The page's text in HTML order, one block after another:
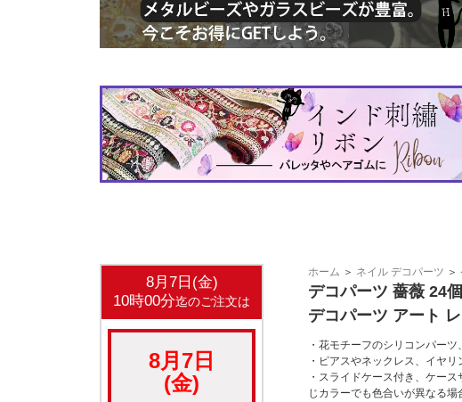
ホーム ＞ ネイル デコパーツ ＞
デコパーツ 薔薇 24
デコパーツ アート
・花モチーフのシリコンパー
・ピアスやネックレス、イヤ
・スライドケース付き、ケー
じカラーでも色合いが異なる場